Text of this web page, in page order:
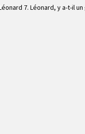
7. Léonard, y a-t-il